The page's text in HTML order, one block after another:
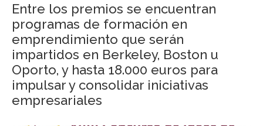
Entre los premios se encuentran
programas de formación en
emprendimiento que serán
impartidos en Berkeley, Boston u
Oporto, y hasta 18.000 euros para
impulsar y consolidar iniciativas
empresariales